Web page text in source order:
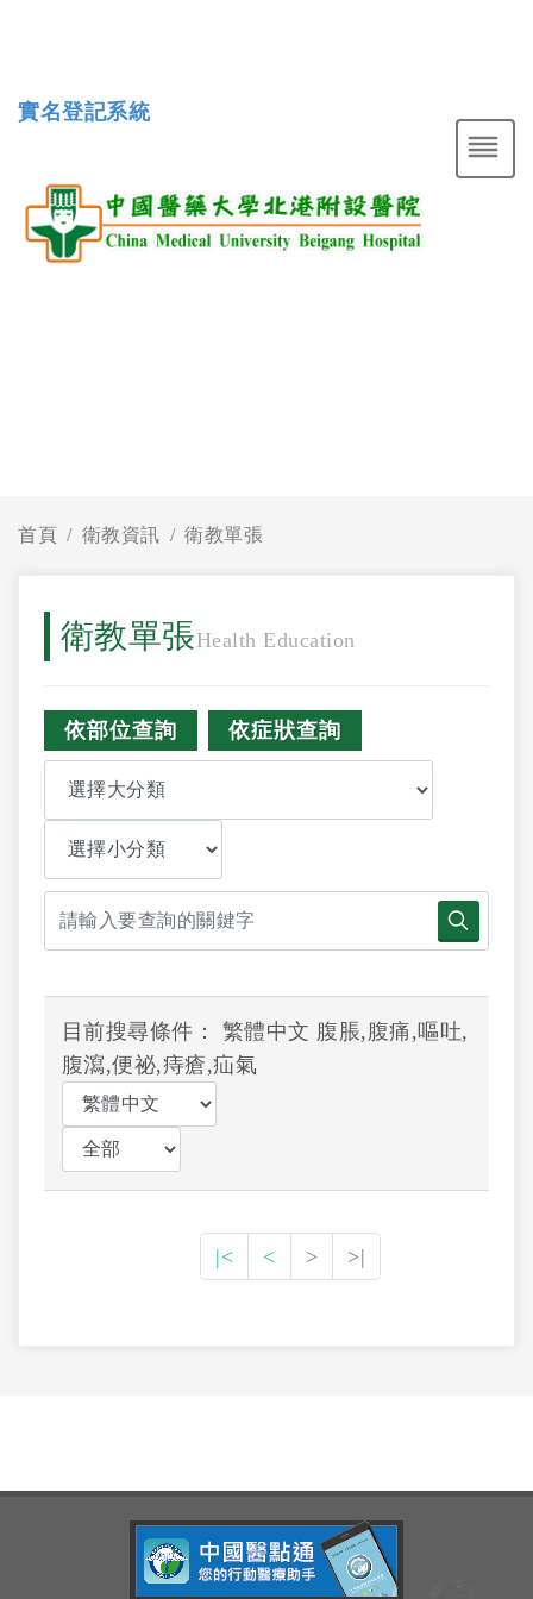
實名登記系統
首頁 衛教資訊 衛教單張
衛教單張Health Education
依部位查詢 依症狀查詢
目前搜尋條件： 繁體中文 腹脹,腹痛,嘔吐,
腹瀉,便祕,痔瘡,疝氣
|< < > >|